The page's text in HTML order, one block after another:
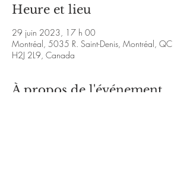
Heure et lieu
29 juin 2023, 17 h 00
Montréal, 5035 R. Saint-Denis, Montréal, QC
H2J 2L9, Canada
À propos de l'événement